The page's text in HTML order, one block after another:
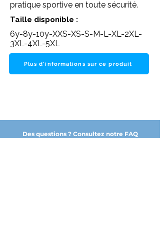
pratique sportive en toute sécurité.
Taille disponible :
6y-8y-10y-XXS-XS-S-M-L-XL-2XL-
3XL-4XL-5XL
Plus d'informations sur ce produit
Des questions ? Consultez notre FAQ